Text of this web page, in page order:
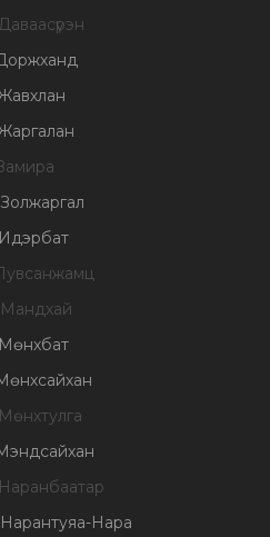
Даваасүрэн
Золжаргал
Идэрбат
Мандхай
Мөнхбат
Мөнхтулга
Наранбаатар
Нарантуяа-Нара